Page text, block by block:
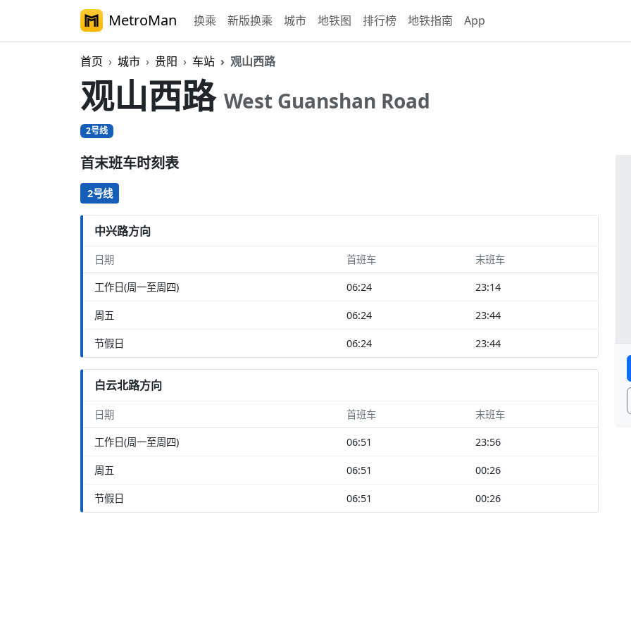
MetroMan 换乘 新版换乘 城市 地铁图 排行榜 地铁指南 App
首页 城市 贵阳 车站 观山西路
观山西路 West Guanshan Road
2号线
首末班车时刻表
2号线
中兴路方向
日期 首班车 末班车
工作日(周一至周四) 06:24 23:14
周五 06:24 23:44
节假日 06:24 23:44
白云北路方向
日期 首班车 末班车
工作日(周一至周四) 06:51 23:56
周五 06:51 00:26
节假日 06:51 00:26